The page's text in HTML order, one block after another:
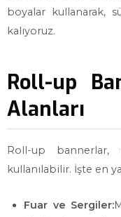
boyalar kullanarak,
kalıyoruz.
Roll-up
Alanları
Roll-up
kullanılabilir. İşte en
Fuar ve Sergiler: